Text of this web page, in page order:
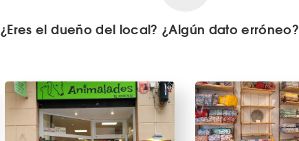
¿Eres el dueño del local? ¿Algún dato erróneo?